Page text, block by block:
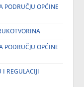
PODRUČJU OPĆINE
PODRUČJU OPĆINE
I REGULACIJI